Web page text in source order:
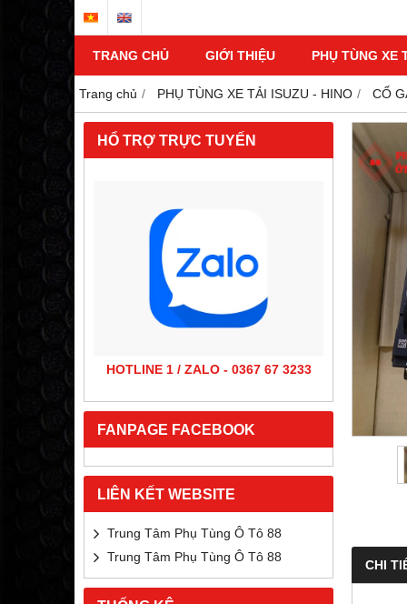
TRANG CHỦ GIỚI THIỆU PHỤ TÙNG XE
Trang chủ PHỤ TÙNG XE TẢI ISUZU - HINO CỔ
HỔ TRỢ TRỰC TUYẾN
HOTLINE 1 / ZALO - 0367 67 3233
FANPAGE FACEBOOK
LIÊN KẾT WEBSITE
Trung Tâm Phụ Tùng Ô Tô 88
Trung Tâm Phụ Tùng Ô Tô 88
CHI